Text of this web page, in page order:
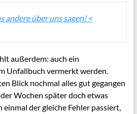
andere über uns sagen! <
außerdem: auch ein
Unfallbuch vermerkt werden.
Blick nochmal alles gut gegangen
Wochen später doch etwas
der gleiche Fehler passiert,